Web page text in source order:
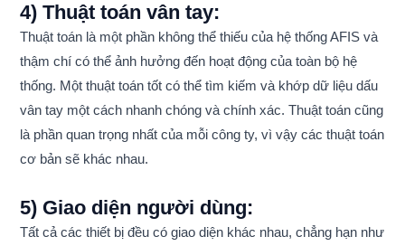
4) Thuật toán vân tay:
Thuật toán là một phần không thể thiếu của hệ thống AFIS và
thậm chí có thể ảnh hưởng đến hoạt động của toàn bộ hệ
thống. Một thuật toán tốt có thể tìm kiếm và khớp dữ liệu dấu
vân tay một cách nhanh chóng và chính xác. Thuật toán cũng
là phần quan trọng nhất của mỗi công ty, vì vậy các thuật toán
cơ bản sẽ khác nhau.
5) Giao diện người dùng:
Tất cả các thiết bị đều có giao diện khác nhau, chẳng hạn như